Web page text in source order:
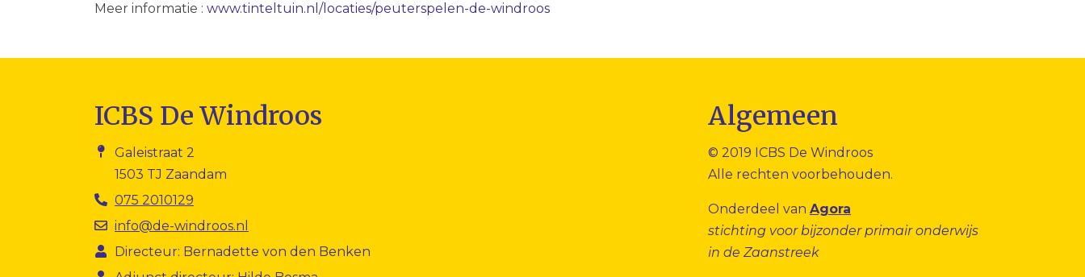
Meer informatie : www.tinteltuin.nl/locaties/peuterspelen-de-windroos
ICBS De Windroos
Galeistraat 2
1503 TJ Zaandam
075 2010129
info@de-windroos.nl
Directeur: Bernadette von den Benken
Algemeen
© 2019 ICBS De Windroos
Alle rechten voorbehouden.
Onderdeel van Agora
stichting voor bijzonder primair onderwijs
in de Zaanstreek